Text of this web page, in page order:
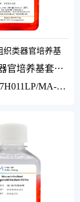
织类器官培养基
官培养基套装
Plus
MA-